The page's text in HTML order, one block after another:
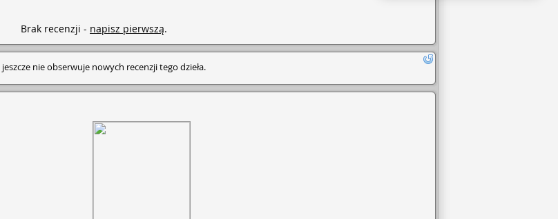
Brak recenzji - napisz pierwszą.
nie obserwuje nowych recenzji tego dzieła.